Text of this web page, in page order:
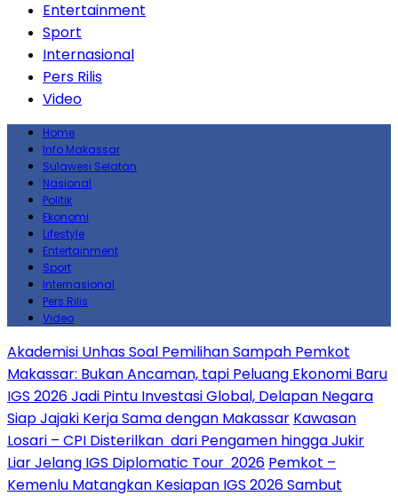
Entertainment
Sport
Internasional
Pers Rilis
Video
Home
Info Makassar
Sulawesi Selatan
Nasional
Politik
Ekonomi
Lifestyle
Entertainment
Sport
Internasional
Pers Rilis
Video
Akademisi Unhas Soal Pemilihan Sampah Pemkot
Makassar: Bukan Ancaman, tapi Peluang Ekonomi Baru
IGS 2026 Jadi Pintu Investasi Global, Delapan Negara
Siap Jajaki Kerja Sama dengan Makassar Kawasan
Losari – CPI Disterilkan dari Pengamen hingga Jukir
Liar Jelang IGS Diplomatic Tour 2026 Pemkot –
Kemenlu Matangkan Kesiapan IGS 2026 Sambut